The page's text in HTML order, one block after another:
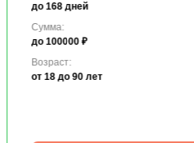
до 168 дней
Сумма:
до 100000 ₽
Возраст:
от 18 до 90 лет